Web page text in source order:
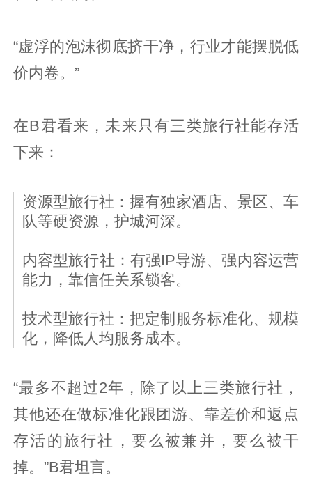
“虚浮的泡沫彻底挤干净，行业才能摆脱低
价内卷。”
在B君看来，未来只有三类旅行社能存活
下来：
资源型旅行社：握有独家酒店、景区、车
队等硬资源，护城河深。
内容型旅行社：有强IP导游、强内容运营
能力，靠信任关系锁客。
技术型旅行社：把定制服务标准化、规模
化，降低人均服务成本。
“最多不超过2年，除了以上三类旅行社，
其他还在做标准化跟团游、靠差价和返点
存活的旅行社，要么被兼并，要么被干
掉。”B君坦言。